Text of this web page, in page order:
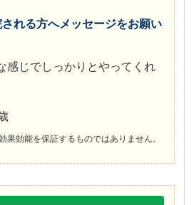
れる方へメッセージをお願い
感じでしっかりとやってくれ
効能を保証するものではありません。